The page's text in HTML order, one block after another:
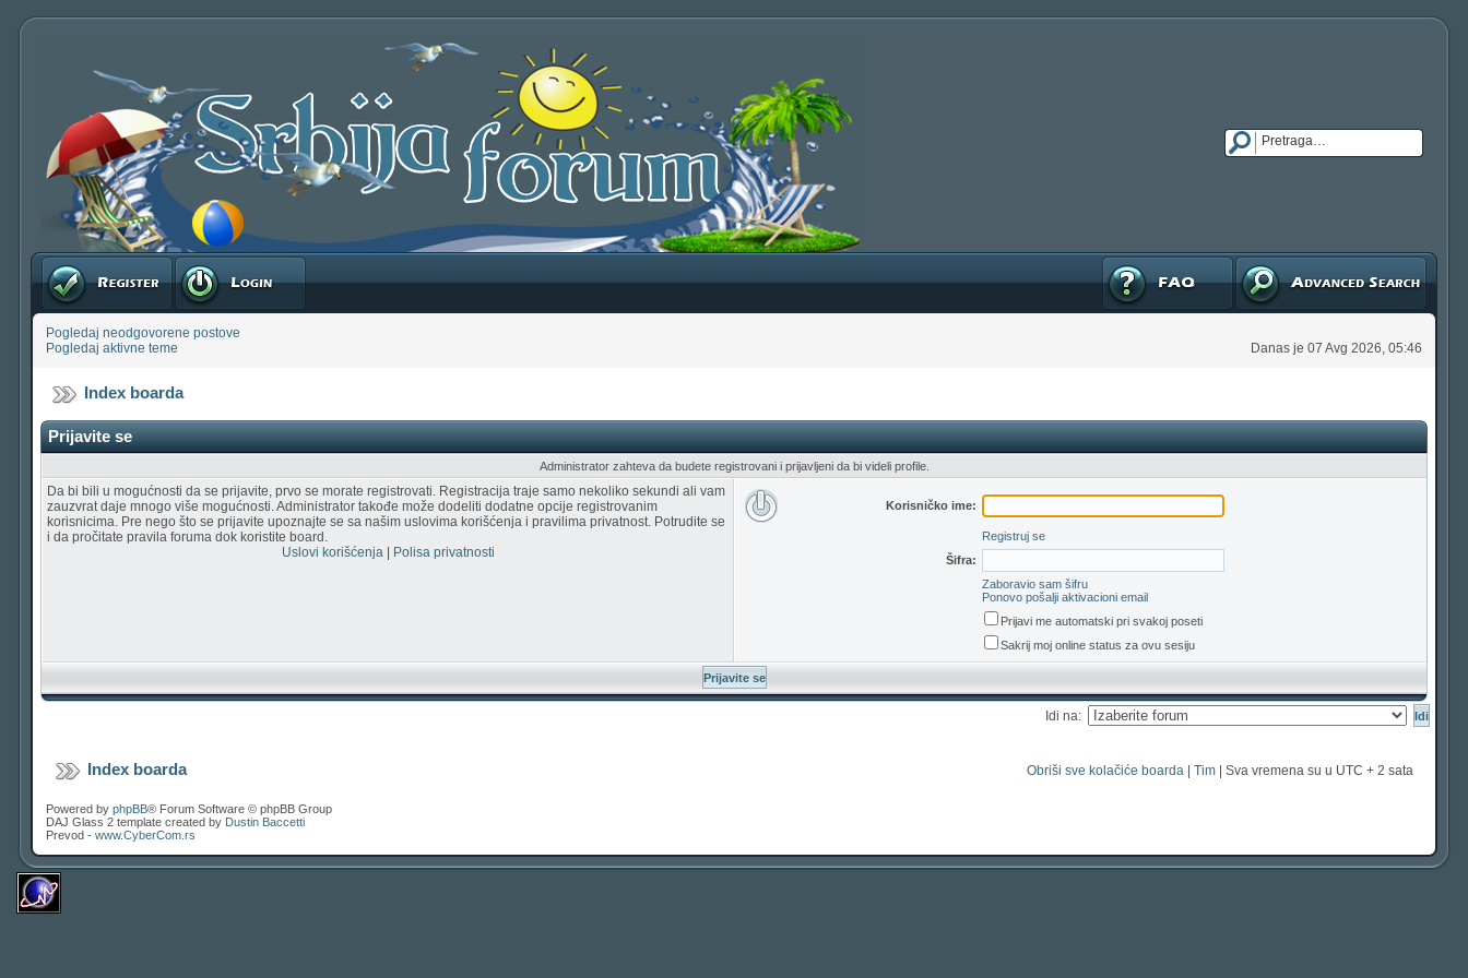
Registruj se Prijavite se Napredna pretraga
FAQ
Pogledaj neodgovorene postove
Pogledaj aktivne teme
Danas je 07 Avg 2026, 05:46
Index boarda
Prijavite se
Administrator zahteva da budete registrovani i prijavljeni da bi videli profile.
Da bi bili u mogućnosti da se prijavite, prvo se morate registrovati. Registracija traje samo nekoliko sekundi ali vam
zauzvrat daje mnogo više mogućnosti. Administrator takođe može dodeliti dodatne opcije registrovanim
korisnicima. Pre nego što se prijavite upoznajte se sa našim uslovima korišćenja i pravilima privatnost. Potrudite se
i da pročitate pravila foruma dok koristite board.
Uslovi korišćenja| Polisa privatnosti
Korisničko ime:
Registruj se
Šifra:
Zaboravio sam šifru
Ponovo pošalji aktivacioni email
Prijavi me automatski pri svakoj poseti
Sakrij moj online status za ovu sesiju
Idi na:
Index boarda Obriši sve kolačiće boarda Tim | Sva vremena su u UTC + 2 sata
Powered by phpBB® Forum Software © phpBB Group
DAJ Glass 2 template created by Dustin Baccetti
Prevod - www.CyberCom.rs